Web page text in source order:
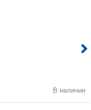
В наличии